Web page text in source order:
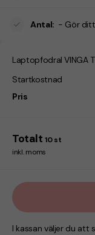
Antal: - Gör
Laptopfodral VINGA
Startkostnad
Pris
Totalt 10 st
inkl. moms
I kassan väljer du att